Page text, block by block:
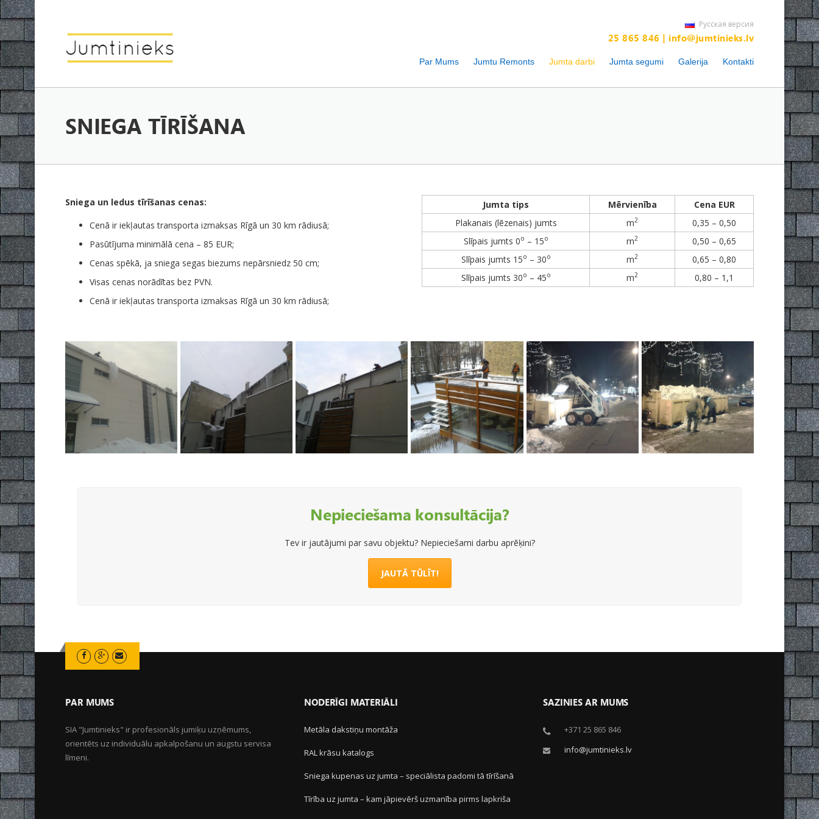
Русская версия
25 865 846 | info@jumtinieks.lv
Par Mums Jumtu Remonts Jumta darbi Jumta segumi Galerija Kontakti
SNIEGA TĪRĪŠANA
Sniega un ledus tīrīšanas cenas:
Cenā ir iekļautas transporta izmaksas Rīgā un 30 km rādiusā;
Pasūtījuma minimālā cena – 85 EUR;
Cenas spēkā, ja sniega segas biezums nepārsniedz 50 cm;
Visas cenas norādītas bez PVN.
Cenā ir iekļautas transporta izmaksas Rīgā un 30 km rādiusā;
Jumta tips Mērvienība
Cena EUR
Plakanais (lēzenais) jumts
m2
0,35 – 0,50
Slīpais jumts 0o – 15o m2
0,50 – 0,65
Slīpais jumts 15o – 30o m2
0,65 – 0,80
Slīpais jumts 30o – 45o m2 0,80 – 1,1
Nepieciešama konsultācija?
Tev ir jautājumi par savu objektu? Nepieciešami darbu aprēķini?
JAUTĀ TŪLĪT!
PAR MUMS
SIA "Jumtinieks" ir profesionāls jumiķu uzņēmums,
orientēts uz individuālu apkalpošanu un augstu servisa
līmeni.
NODERĪGI MATERIĀLI
Metāla dakstiņu montāža
RAL krāsu katalogs
Sniega kupenas uz jumta – speciālista padomi tā tīrīšanā
Tīrība uz jumta – kam jāpievērš uzmanība pirms lapkriša
SAZINIES AR MUMS
+371 25 865 846
info@jumtinieks.lv